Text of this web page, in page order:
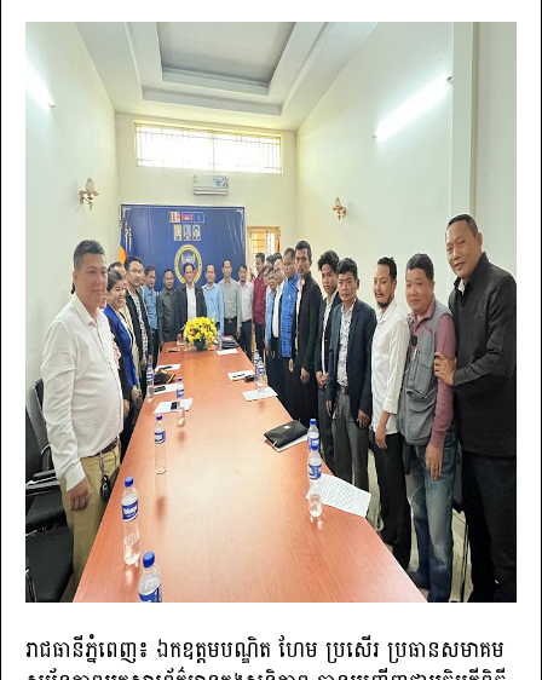
រាជធានីភ្នំពេញ៖ ឯកឧត្តមបណ្ឌិត ហែម ប្រសើរ ប្រធានសមាគម